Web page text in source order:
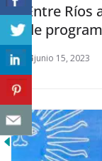
Entre Ríos
de
junio 15, 2023